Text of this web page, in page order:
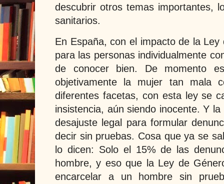
descubrir otros temas importantes,
sanitarios.
En España, con el impacto de la
para las personas individualmente
de conocer bien. De momento
objetivamente la mujer tan mala
diferentes facetas, con esta ley se
insistencia, aún siendo inocente. Y
desajuste legal para formular
decir sin pruebas. Cosa que ya se
lo dicen: Solo el 15% de las
hombre, y eso que la Ley de
encarcelar a un hombre sin